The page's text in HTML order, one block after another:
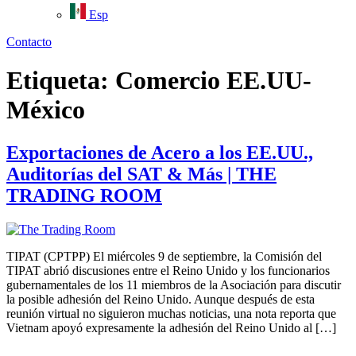
Esp
Contacto
Etiqueta: Comercio EE.UU-
México
Exportaciones de Acero a los EE.UU.,
Auditorías del SAT & Más | THE
TRADING ROOM
TIPAT (CPTPP) El miércoles 9 de septiembre, la Comisión del
TIPAT abrió discusiones entre el Reino Unido y los funcionarios
gubernamentales de los 11 miembros de la Asociación para discutir
la posible adhesión del Reino Unido. Aunque después de esta
reunión virtual no siguieron muchas noticias, una nota reporta que
Vietnam apoyó expresamente la adhesión del Reino Unido al […]